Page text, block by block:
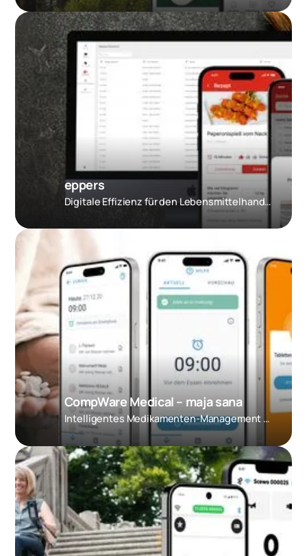
eppers
Digitale Effizienz für den Lebensmittelhandel
CompWare Medical – maja sana
Intelligentes Medikamenten-Management für zu Hause